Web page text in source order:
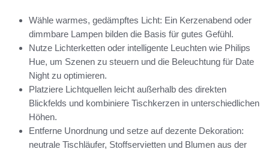
Wähle warmes, gedämpftes Licht: Ein Kerzenabend oder
dimmbare Lampen bilden die Basis für gutes Gefühl.
Nutze Lichterketten oder intelligente Leuchten wie Philips
Hue, um Szenen zu steuern und die Beleuchtung für Date
Night zu optimieren.
Platziere Lichtquellen leicht außerhalb des direkten
Blickfelds und kombiniere Tischkerzen in unterschiedlichen
Höhen.
Entferne Unordnung und setze auf dezente Dekoration:
neutrale Tischläufer, Stoffservietten und Blumen aus der